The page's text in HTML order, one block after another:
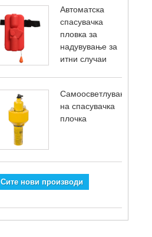
Автоматска
спасувачка
пловка за
надувување за
итни случаи
Самоосветлување
на спасувачка
плочка
Сите нови производи